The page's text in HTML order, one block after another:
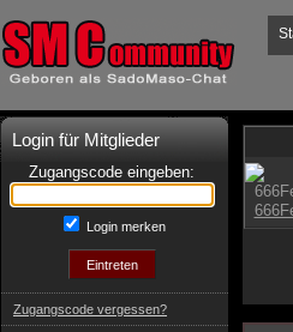
Login für Mitglieder
Zugangscode eingeben:
Login merken
Zugangscode vergessen?